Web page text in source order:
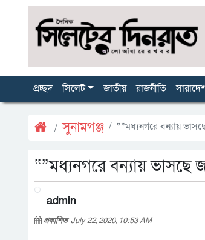
প্রচ্ছদ সিলেট জাতীয় রাজনীতি
সুনামগঞ্জ “”মধ্যনগরে বন্যায়
“”মধ্যনগরে বন্যায় ভাসছে
admin
প্রকাশিতJuly 22, 2020, 10:53 AM